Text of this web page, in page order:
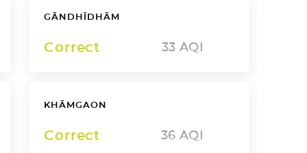
GĀNDHĪDHĀM
Correct 33 AQI
KHĀMGAON
Correct 36 AQI